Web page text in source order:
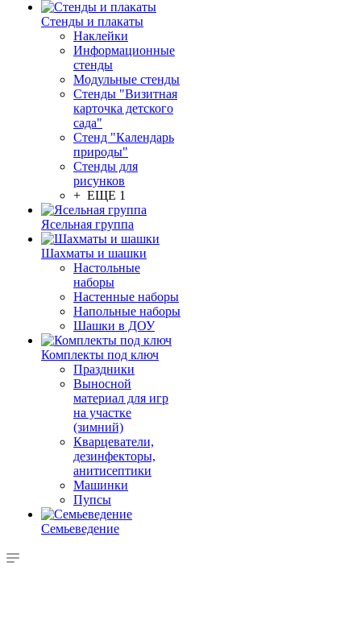
Стенды и плакаты
Наклейки
Информационные
стенды
Модульные стенды
Стенды "Визитная
карточка детского
сада"
Стенд "Календарь
природы"
Стенды для
рисунков
+ ЕЩЕ 1
Ясельная группа
Шахматы и шашки
Настольные
наборы
Настенные наборы
Напольные наборы
Шашки в ДОУ
Комплекты под ключ
Праздники
Выносной
материал для игр
на участке
(зимний)
Кварцеватели,
дезинфекторы,
анитисептики
Машинки
Пупсы
Семьеведение